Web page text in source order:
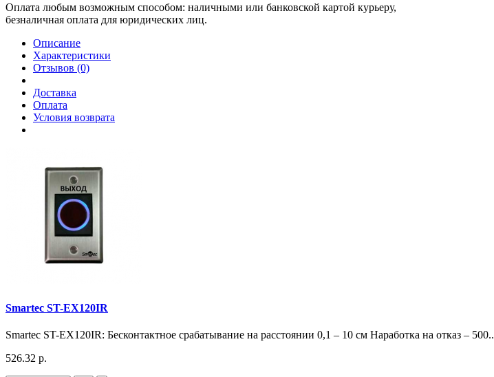
Оплата любым возможным способом: наличными или банковской картой курьеру,
безналичная оплата для юридических лиц.
Описание
Характеристики
Отзывов (0)
Доставка
Оплата
Условия возврата
Smartec ST-EX120IR
Smartec ST-EX120IR: Бесконтактное срабатывание на расстоянии 0,1 – 10 см Наработка на отказ – 500..
526.32 р.